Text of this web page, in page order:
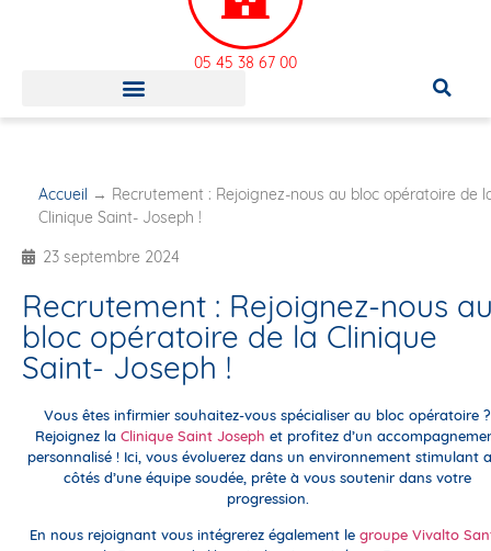
05 45 38 67 00
Accueil → Recrutement : Rejoignez-nous au bloc opératoire de
Clinique Saint- Joseph !
23 septembre 2024
Recrutement : Rejoignez-nous
bloc opératoire de la Clinique
Saint- Joseph !
Vous êtes infirmier souhaitez-vous spécialiser au bloc opératoire ?
Rejoignez la Clinique Saint Joseph et profitez d’un
personnalisé ! Ici, vous évoluerez dans un environnement stimulant
côtés d’une équipe soudée, prête à vous soutenir dans votre
progression.
En nous rejoignant vous intégrerez également le groupe Vivalto